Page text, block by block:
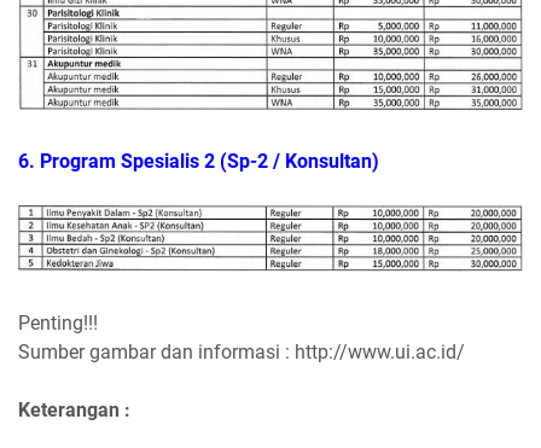
6. Program Spesialis 2 (Sp-2 / Konsultan)
Penting!!!
Sumber gambar dan informasi : http://www.ui.ac.id/
Keterangan :